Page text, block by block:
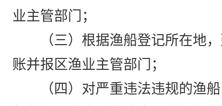
业主管部门；
（三）根据渔船登记所在地
账并报区渔业主管部门；
（四）对严重违法违规的渔